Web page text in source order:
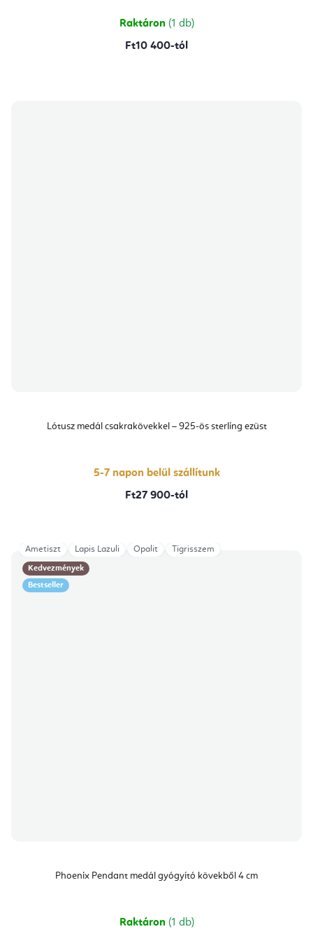
Raktáron (1 db)
Ft10 400-tól
Lótusz medál csakrakövekkel – 925-ös sterling ezüst
5-7 napon belül szállítunk
Ft27 900-tól
Kedvezmények
Bestseller
Phoenix Pendant medál gyógyító kövekből 4 cm
Raktáron (1 db)
Ametiszt Lapis Lazuli Opalit Tigrisszem